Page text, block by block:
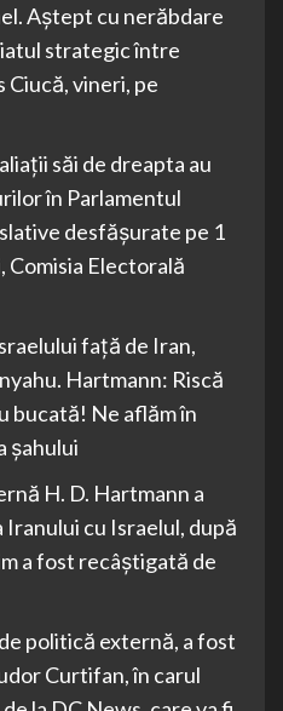
Aştept cu nerăbdare
strategic între
Ciucă, vineri, pe
săi de dreapta au
în Parlamentul
desfăşurate pe 1
Comisia Electorală
față de Iran,
Hartmann: Riscă
bucată! Ne aflăm în
șahului
H. D. Hartmann a
cu Israelul, după
a fost recâștigată de
politică externă, a fost
Curtifan, în carul